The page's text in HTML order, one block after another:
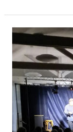
Loin
de
Paris…